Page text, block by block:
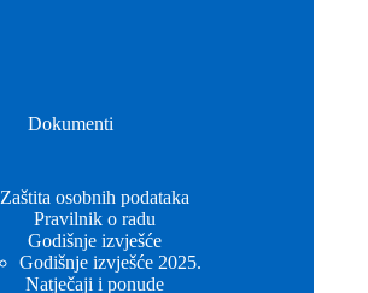
Dokumenti
Zaštita osobnih podataka
Pravilnik o radu
Godišnje izvješće
Godišnje izvješće 2025.
Natječaji i ponude